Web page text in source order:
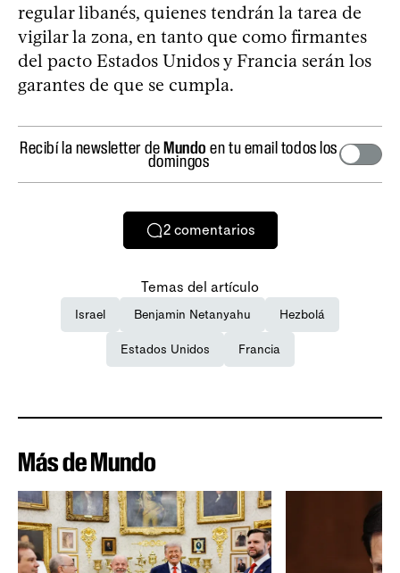
regular libanés, quienes tendrán la tarea de
vigilar la zona, en tanto que como firmantes
del pacto Estados Unidos y Francia serán los
garantes de que se cumpla.
Recibí la newsletter deMundo en tu email todos los
domingos
2 comentarios
Temas del artículo
Israel Benjamin Netanyahu Hezbolá
Estados Unidos Francia
Más de Mundo